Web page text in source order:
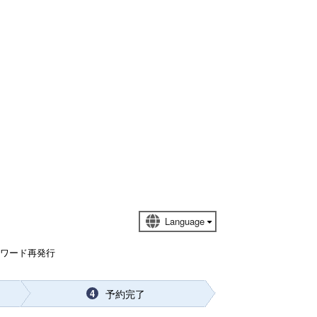
ード再発行
4 予約完了